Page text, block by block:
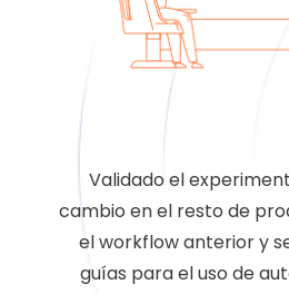
Validado el
cambio en el resto de
el workflow anterior y
guías para el uso de